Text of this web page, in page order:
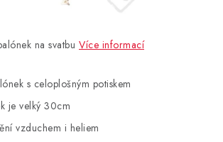
na svatbu Více informací
s celoplošným potiskem
je velký 30cm
vzduchem i heliem